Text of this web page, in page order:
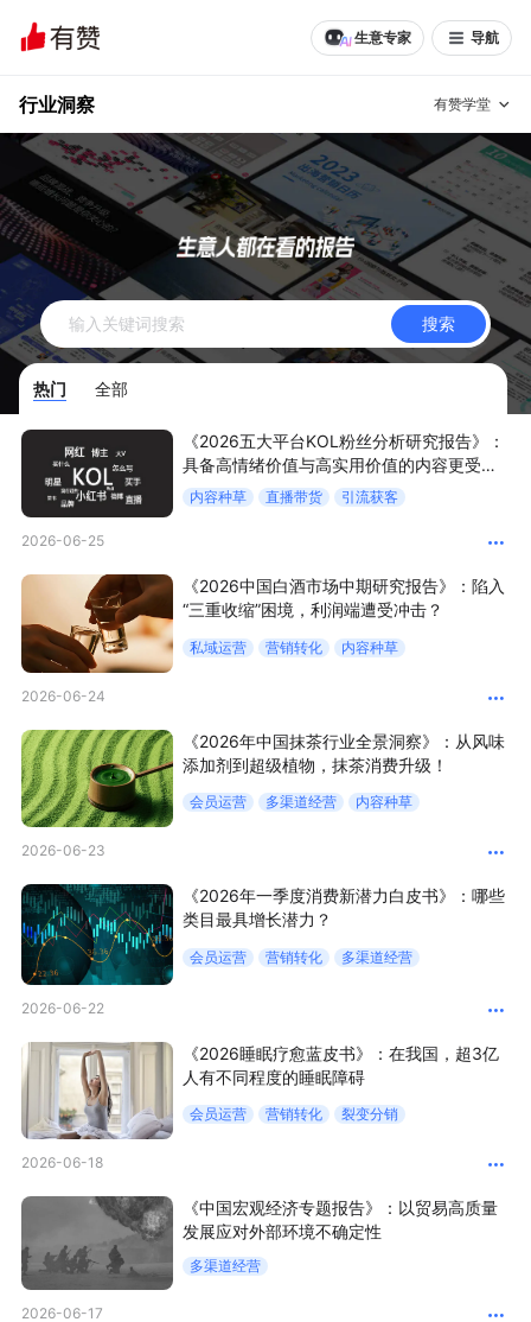
生意专家 导航
有赞学堂
行业洞察
有赞说增长
私域日历 增长方法
有赞说案例拆解 有赞专家说
有赞成功案例
面对面聊增长
有赞春季发布会 实干家直播间
新零售大会 新零售茶会
AllValue 战略合作
增长产品指南
产品更新动态 帮助中心
品牌消费观 行业报告
新零售资讯
培训课程
私域课程 新零售内参
增长俱乐部
增长俱乐部
商家社区 社群交流
搜索
热门 全部
《2026五大平台KOL粉丝分析研究报告》：
具备高情绪价值与高实用价值的内容更受欢
迎内容种草 直播带货 引流获客
2026-06-25
《2026中国白酒市场中期研究报告》：陷入
“三重收缩”困境，利润端遭受冲击？
私域运营 营销转化 内容种草
2026-06-24
《2026年中国抹茶行业全景洞察》：从风味
添加剂到超级植物，抹茶消费升级！
会员运营 多渠道经营 内容种草
2026-06-23
《2026年一季度消费新潜力白皮书》：哪些
类目最具增长潜力？
会员运营 营销转化 多渠道经营
2026-06-22
《2026睡眠疗愈蓝皮书》：在我国，超3亿
人有不同程度的睡眠障碍
会员运营 营销转化 裂变分销
2026-06-18
《中国宏观经济专题报告》：以贸易高质量
发展应对外部环境不确定性
多渠道经营
2026-06-17